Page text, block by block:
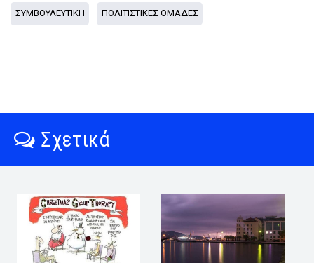
ΣΥΜΒΟΥΛΕΥΤΙΚΗ ΠΟΛΙΤΙΣΤΙΚΕΣ ΟΜΑΔΕΣ
Σχετικά